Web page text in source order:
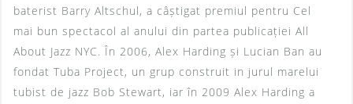
baterist Barry Altschul, a câștigat premiul pentru Cel
mai bun spectacol al anului din partea publicației All
About Jazz NYC. În 2006, Alex Harding și Lucian Ban au
fondat Tuba Project, un grup construit in jurul marelui
tubist de jazz Bob Stewart, iar în 2009 Alex Harding a